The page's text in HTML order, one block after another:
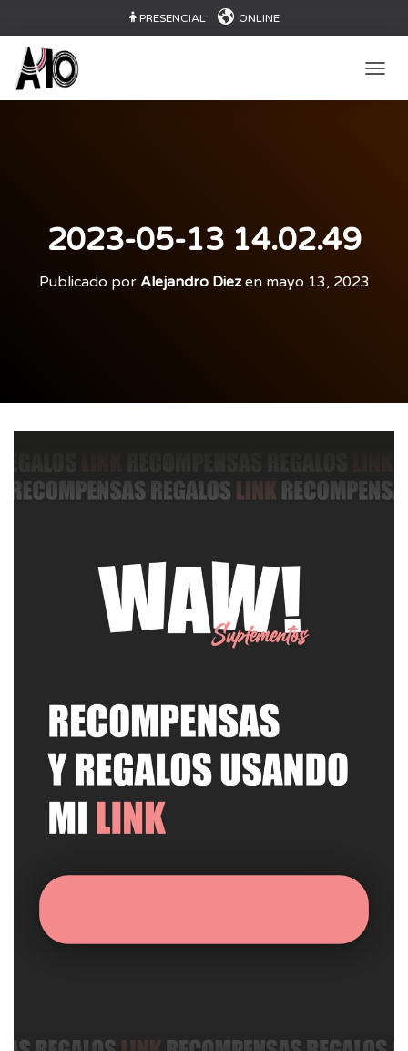
PRESENCIAL ONLINE
2023-05-13 14.02.49
Publicado por Alejandro Diezen mayo 13, 2023